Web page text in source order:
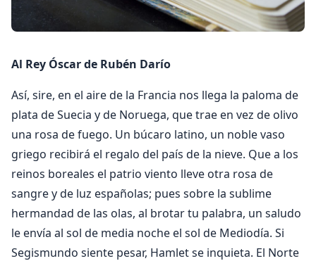
Al Rey Óscar de Rubén Darío
Así, sire, en el aire de la Francia nos llega la paloma de
plata de Suecia y de Noruega, que trae en vez de olivo
una rosa de fuego. Un búcaro latino, un noble vaso
griego recibirá el regalo del país de la nieve. Que a los
reinos boreales el patrio viento lleve otra rosa de
sangre y de luz españolas; pues sobre la sublime
hermandad de las olas, al brotar tu palabra, un saludo
le envía al sol de media noche el sol de Mediodía. Si
Segismundo siente pesar, Hamlet se inquieta. El Norte